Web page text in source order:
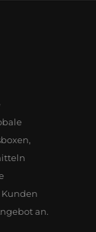
an.